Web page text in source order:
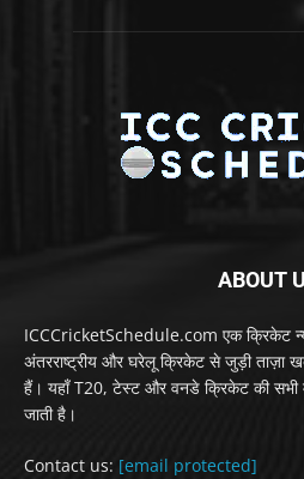
ABOUT
ICCCricketSchedule.com एक क्रिकेट
अंतरराष्ट्रीय और घरेलू क्रिकेट से जुड़ी
हैं। यहाँ T20, टेस्ट और वनडे क्रिकेट की सभी
जाती है।
Contact us: [email protected]